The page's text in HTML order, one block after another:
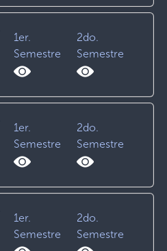
1er.
Semestre
2do.
Semestre
1er.
Semestre
2do.
Semestre
1er.
Semestre
2do.
Semestre